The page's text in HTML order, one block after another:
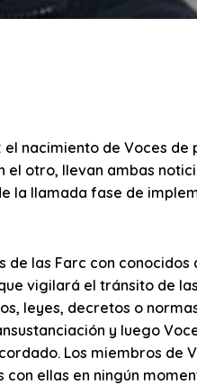
nacimiento de Voces de
el otro, llevan ambas
la llamada fase de
de las Farc con conocidos
vigilará el tránsito de
leyes, decretos o
y luego
Los miembros de
ellas en ningún